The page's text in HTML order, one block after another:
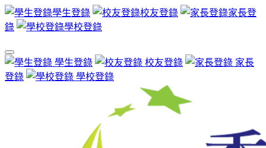
學生登錄 校友登錄
家長登
錄
學校登錄
學生登錄 校友登錄
家長
登錄
學校登錄